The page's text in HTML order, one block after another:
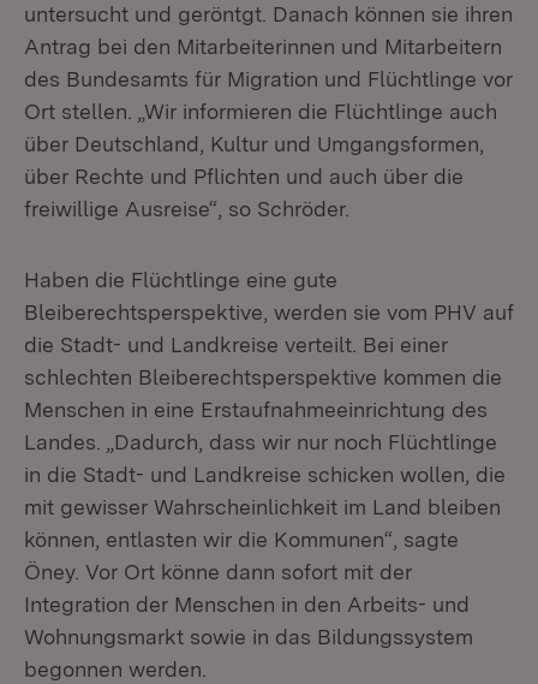
untersucht und geröntgt. Danach können sie ihren
Antrag bei den Mitarbeiterinnen und Mitarbeitern
des Bundesamts für Migration und Flüchtlinge vor
Ort stellen. „Wir informieren die Flüchtlinge auch
über Deutschland, Kultur und Umgangsformen,
über Rechte und Pflichten und auch über die
freiwillige Ausreise“, so Schröder.
Haben die Flüchtlinge eine gute
Bleiberechtsperspektive, werden sie vom PHV auf
die Stadt- und Landkreise verteilt. Bei einer
schlechten Bleiberechtsperspektive kommen die
Menschen in eine Erstaufnahmeeinrichtung des
Landes. „Dadurch, dass wir nur noch Flüchtlinge
in die Stadt- und Landkreise schicken wollen, die
mit gewisser Wahrscheinlichkeit im Land bleiben
können, entlasten wir die Kommunen“, sagte
Öney. Vor Ort könne dann sofort mit der
Integration der Menschen in den Arbeits- und
Wohnungsmarkt sowie in das Bildungssystem
begonnen werden.